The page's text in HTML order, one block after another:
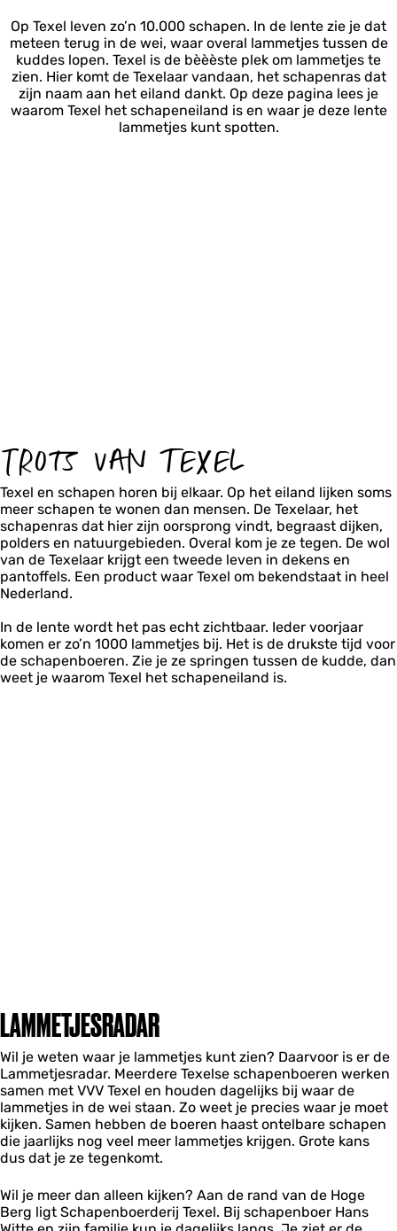
Op Texel leven zo’n 10.000 schapen. In de lente zie je dat
meteen terug in de wei, waar overal lammetjes tussen de
kuddes lopen. Texel is de bèèèste plek om lammetjes te
zien. Hier komt de Texelaar vandaan, het schapenras dat
zijn naam aan het eiland dankt. Op deze pagina lees je
waarom Texel het schapeneiland is en waar je deze lente
lammetjes kunt spotten.
TROTS VAN TEXEL
Texel en schapen horen bij elkaar. Op het eiland lijken soms
meer schapen te wonen dan mensen. De Texelaar, het
schapenras dat hier zijn oorsprong vindt, begraast dijken,
polders en natuurgebieden. Overal kom je ze tegen. De wol
van de Texelaar krijgt een tweede leven in dekens en
pantoffels. Een product waar Texel om bekendstaat in heel
Nederland.
In de lente wordt het pas echt zichtbaar. Ieder voorjaar
komen er zo’n 1000 lammetjes bij. Het is de drukste tijd voor
de schapenboeren. Zie je ze springen tussen de kudde, dan
weet je waarom Texel het schapeneiland is.
LAMMETJESRADAR
Wil je weten waar je lammetjes kunt zien? Daarvoor is er de
Lammetjesradar. Meerdere Texelse schapenboeren werken
samen met VVV Texel en houden dagelijks bij waar de
lammetjes in de wei staan. Zo weet je precies waar je moet
kijken. Samen hebben de boeren haast ontelbare schapen
die jaarlijks nog veel meer lammetjes krijgen. Grote kans
dus dat je ze tegenkomt.
Wil je meer dan alleen kijken? Aan de rand van de Hoge
Berg ligt Schapenboerderij Texel. Bij schapenboer Hans